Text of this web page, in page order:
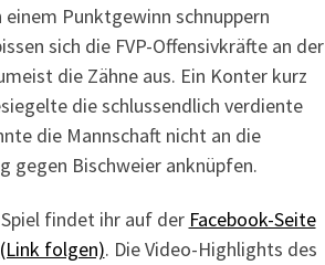
Punktgewinn schnuppern
sich die FVP-Offensivkräfte an der
die Zähne aus. Ein Konter kurz
die schlussendlich verdiente
die Mannschaft nicht an die
gegen Bischweier anknüpfen.
findet ihr auf der Facebook-Seite
folgen). Die Video-Highlights des